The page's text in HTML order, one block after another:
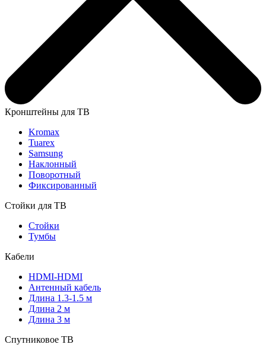
Кронштейны для ТВ
Kromax
Tuarex
Samsung
Наклонный
Поворотный
Фиксированный
Стойки для ТВ
Стойки
Тумбы
Кабели
HDMI-HDMI
Антенный кабель
Длина 1.3-1.5 м
Длина 2 м
Длина 3 м
Спутниковое ТВ